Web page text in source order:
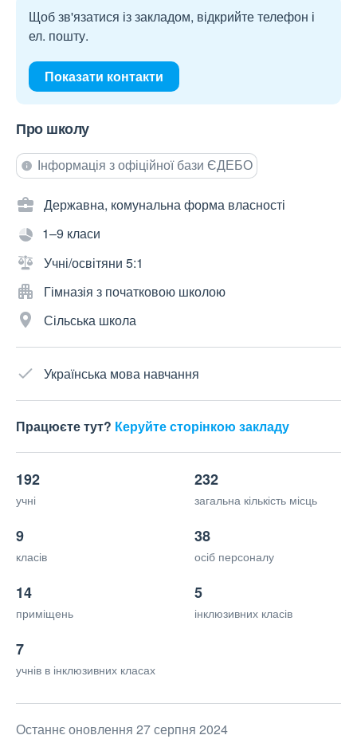
Щоб зв'язатися із закладом, відкрийте телефон і
ел. пошту.
Показати контакти
Про школу
Інформація з офіційної бази ЄДЕБО
Державна, комунальна форма власності
1–9 класи
Учні/освітяни 5:1
Гімназія з початковою школою
Сільська школа
Українська мова навчання
Працюєте тут? Керуйте сторінкою закладу
192
учні
232
загальна кількість місць
9
класів
38
осіб персоналу
14
приміщень
5
інклюзивних класів
7
учнів в інклюзивних класах
Останнє оновлення 27 серпня 2024